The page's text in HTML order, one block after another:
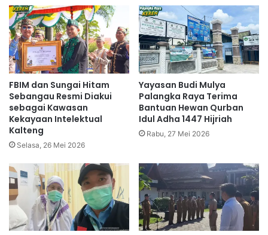
FBIM dan Sungai Hitam
Sebangau Resmi Diakui
sebagai Kawasan
Kekayaan Intelektual
Kalteng
Selasa, 26 Mei 2026
Yayasan Budi Mulya
Palangka Raya Terima
Bantuan Hewan Qurban
Idul Adha 1447 Hijriah
Rabu, 27 Mei 2026